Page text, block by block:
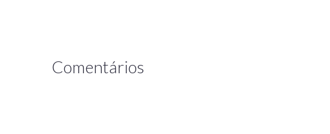
Comentários